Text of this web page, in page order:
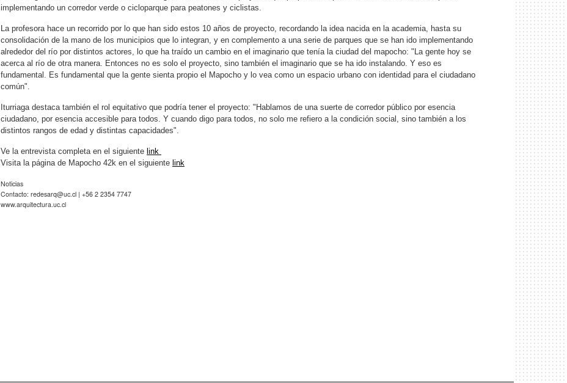
implementando un corredor verde o cicloparque para peatones y ciclistas.
La profesora hace un recorrido por lo que han sido estos 10 años de proyecto, recordando la idea nacida en la academia, hasta su
consolidación de la mano de los municipios que lo integran, y en complemento a una serie de parques que se han ido implementando
alrededor del río por distintos actores, lo que ha traído un cambio en el imaginario que tenía la ciudad del mapocho: "La gente hoy se
acerca al río de otra manera. Entonces no es solo el proyecto, sino también el imaginario que se ha ido instalando. Y eso es
fundamental. Es fundamental que la gente sienta propio el Mapocho y lo vea como un espacio urbano con identidad para el ciudadano
común".
Iturriaga destaca también el rol equitativo que podría tener el proyecto: "Hablamos de una suerte de corredor público por esencia
ciudadano, por esencia accesible para todos. Y cuando digo para todos, no solo me refiero a la condición social, sino también a los
distintos rangos de edad y distintas capacidades".
Ve la entrevista completa en el siguiente link
Visita la página de Mapocho 42k en el siguiente link
Noticias
Contacto: redesarq@uc.cl | +56 2 2354 7747
www.arquitectura.uc.cl